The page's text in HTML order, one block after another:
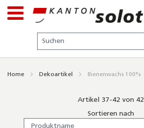
Suche
Home Dekoartikel Bienenwachs 100%
Artikel 37-42 von 42
Sortieren nach